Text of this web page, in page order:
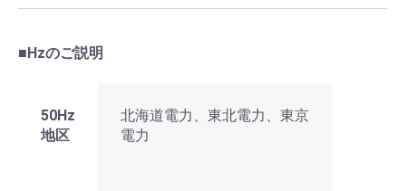
■Hzのご説明
50Hz
地区
北海道電力、東北電力、東京
電力